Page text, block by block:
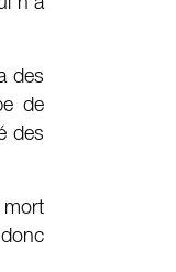
des
de
des
mort